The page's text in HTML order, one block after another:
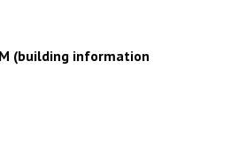
(building information